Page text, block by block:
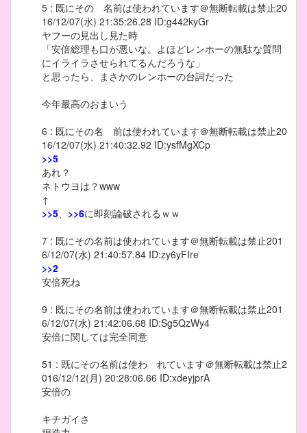
5 : 既にその 名前は使われています＠無断転載は禁止20
16/12/07(水) 21:35:26.28 ID:g442kyGr
ヤフーの見出し見た時
「安倍総理も口が悪いな。よほどレンホーの無駄な質問
にイライラさせられてるんだろうな」
と思ったら、まさかのレンホーの台詞だった
今年最高のおまいう
6 : 既にその名 前は使われています＠無断転載は禁止20
16/12/07(水) 21:40:32.92 ID:ysfMgXCp
>>5
あれ？
ネトウヨは？www
↑
>>5、 >>6に即刻論破されるｗｗ
7 : 既にその名前は使われています＠無断転載は禁止201
6/12/07(水) 21:40:57.84 ID:zy6yFIre
>>2
安倍死ね
9 : 既にその名前は使われています＠無断転載は禁止201
6/12/07(水) 21:42:06.68 ID:Sg5QzWy4
安倍に関しては完全同意
51 : 既にその名前は使わ れています＠無断転載は禁止2
016/12/12(月) 20:28:06.66 ID:xdeyjprA
安倍の
キチガイさ